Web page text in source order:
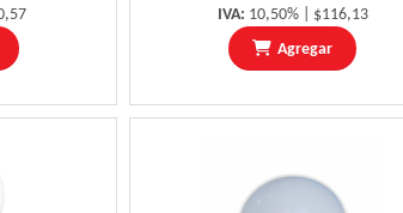
IVA: 10,50% | $116,13
Agregar